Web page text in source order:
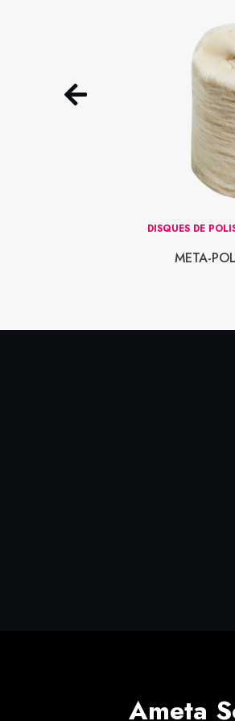
DISQUES DE
META-
Ameta